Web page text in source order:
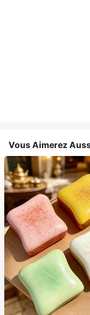
Vous Aimerez